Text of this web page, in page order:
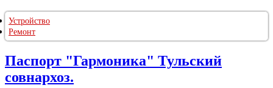
Устройство
Ремонт
Паспорт "Гармоника" Тульский
совнархоз.